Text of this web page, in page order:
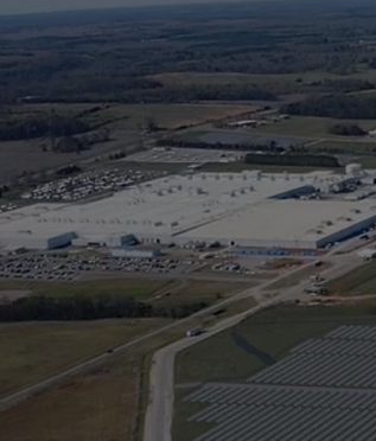
Od105 300 zł
Corolla Hatchback